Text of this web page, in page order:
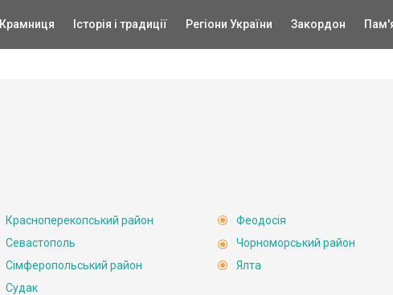
Крамниця Історія і традиції Регіони України Закордон
Красноперекопський район
Севастополь
Сімферопольський район
Судак
Феодосія
Чорноморський район
Ялта